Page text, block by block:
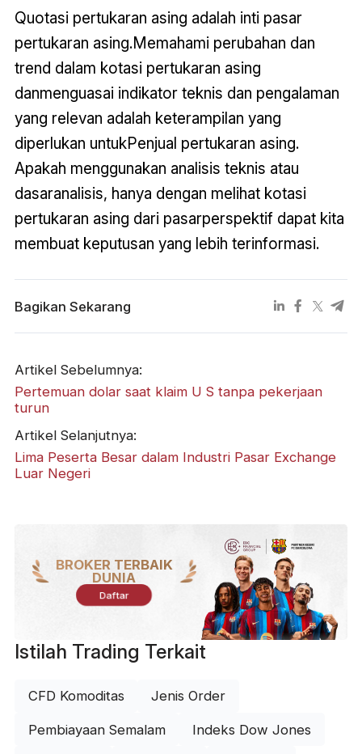
Quotasi pertukaran asing adalah inti pasar
pertukaran asing.Memahami perubahan dan
trend dalam kotasi pertukaran asing
danmenguasai indikator teknis dan pengalaman
yang relevan adalah keterampilan yang
diperlukan untukPenjual pertukaran asing.
Apakah menggunakan analisis teknis atau
dasaranalisis, hanya dengan melihat kotasi
pertukaran asing dari pasarperspektif dapat kita
membuat keputusan yang lebih terinformasi.
Bagikan Sekarang
Artikel Sebelumnya:
Pertemuan dolar saat klaim U S tanpa pekerjaan
turun
Artikel Selanjutnya:
Lima Peserta Besar dalam Industri Pasar Exchange
Luar Negeri
BROKER TERBAIK
DUNIA
Daftar
Istilah Trading Terkait
CFD Komoditas Jenis Order
Pembiayaan Semalam Indeks Dow Jones